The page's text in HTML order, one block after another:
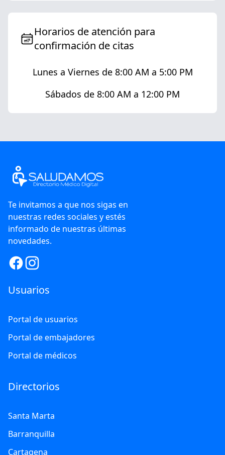
Horarios de atención para
confirmación de citas
Lunes a Viernes de 8:00 AM a 5:00 PM
Sábados de 8:00 AM a 12:00 PM
Te invitamos a que nos sigas en
nuestras redes sociales y estés
informado de nuestras últimas
novedades.
Usuarios
Portal de usuarios
Portal de embajadores
Portal de médicos
Directorios
Santa Marta
Barranquilla
Cartagena